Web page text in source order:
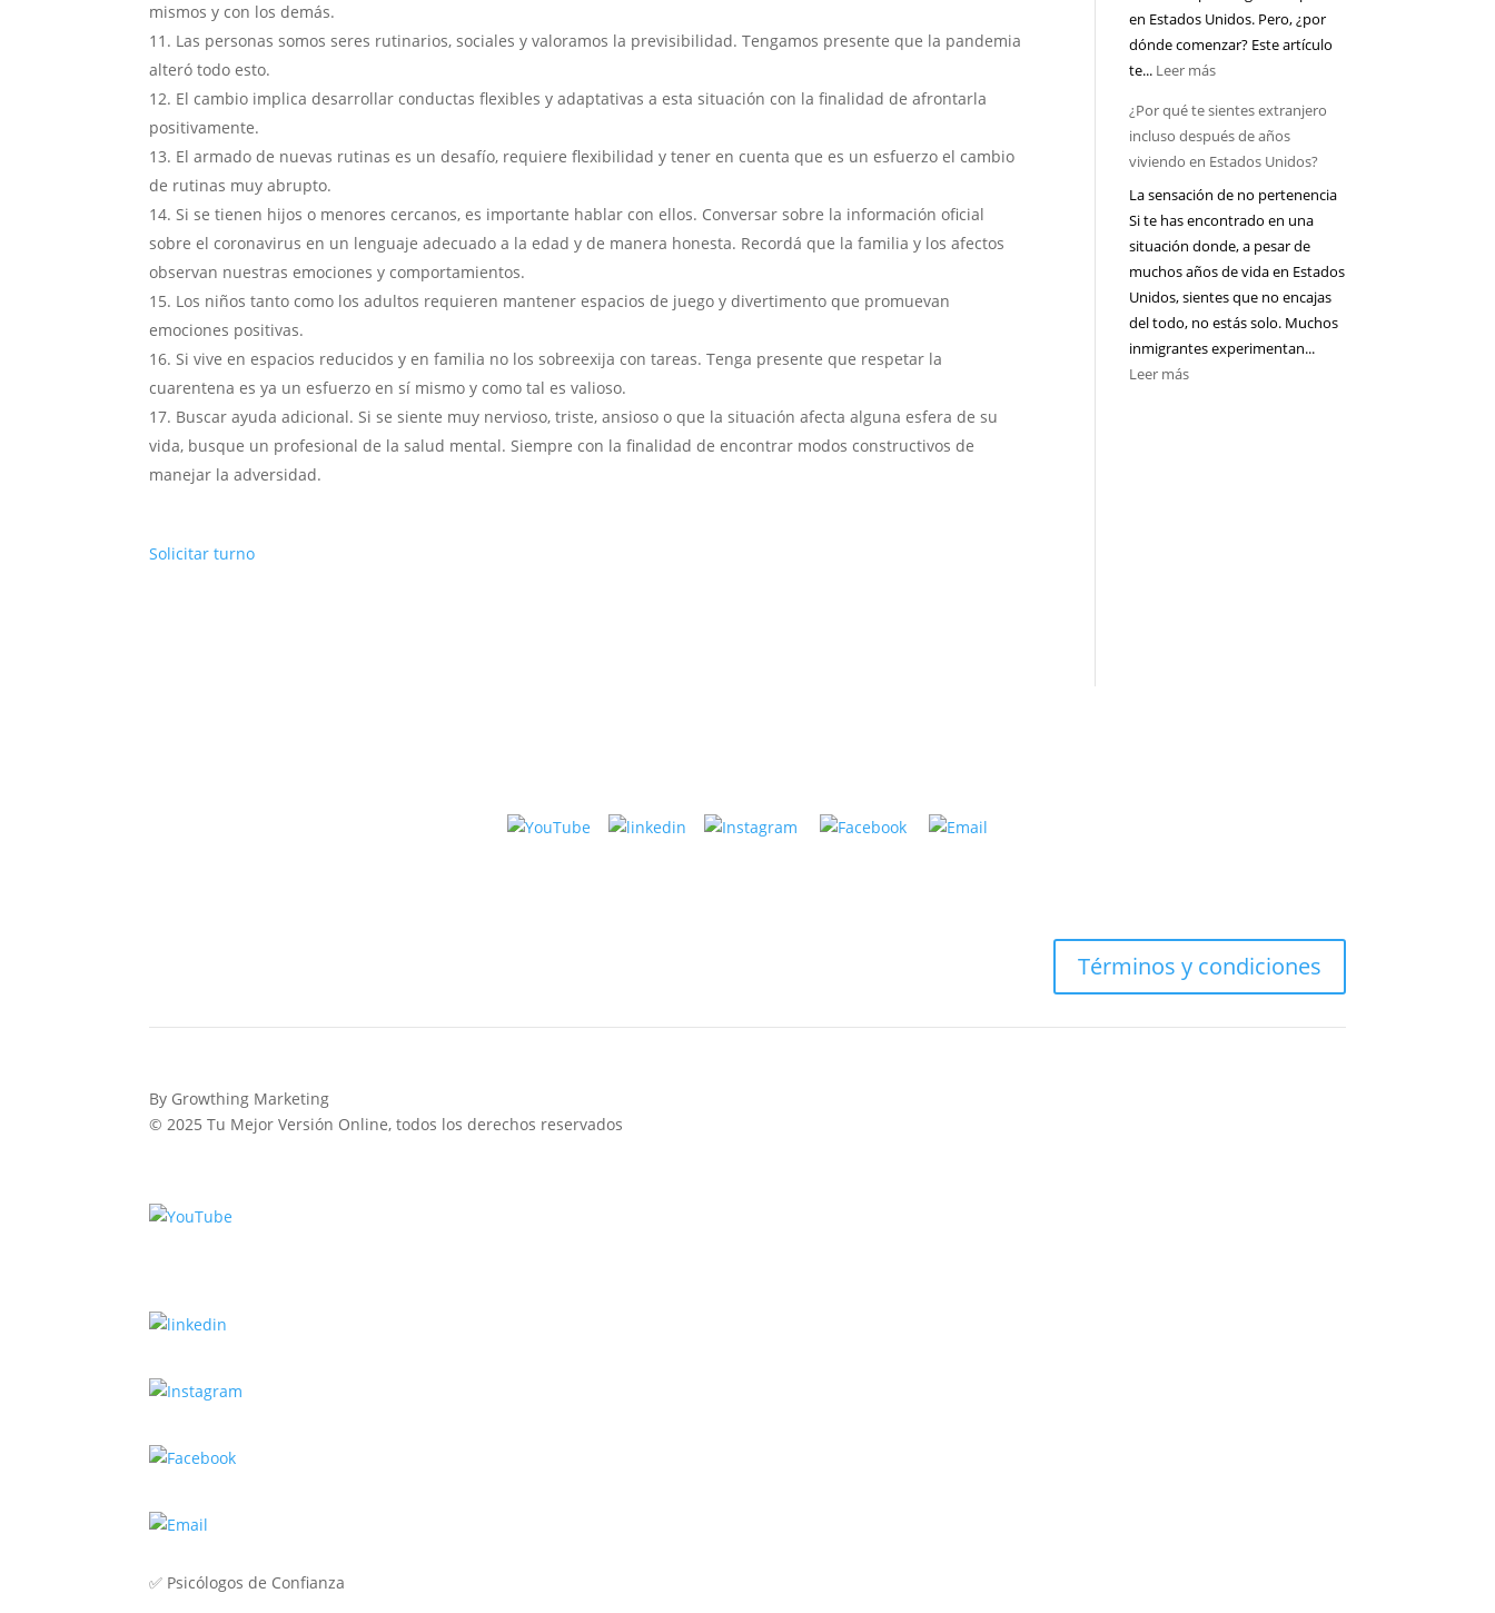
mismos y con los demás.
Las personas somos seres rutinarios, sociales y valoramos la previsibilidad. Tengamos presente que la pandemia
alteró todo esto.
El cambio implica desarrollar conductas flexibles y adaptativas a esta situación con la finalidad de afrontarla
positivamente.
El armado de nuevas rutinas es un desafío, requiere flexibilidad y tener en cuenta que es un esfuerzo el cambio
de rutinas muy abrupto.
Si se tienen hijos o menores cercanos, es importante hablar con ellos. Conversar sobre la información oficial
sobre el coronavirus en un lenguaje adecuado a la edad y de manera honesta. Recordá que la familia y los afectos
observan nuestras emociones y comportamientos.
Los niños tanto como los adultos requieren mantener espacios de juego y divertimento que promuevan
emociones positivas.
Si vive en espacios reducidos y en familia no los sobreexija con tareas. Tenga presente que respetar la
cuarentena es ya un esfuerzo en sí mismo y como tal es valioso.
Buscar ayuda adicional. Si se siente muy nervioso, triste, ansioso o que la situación afecta alguna esfera de su
vida, busque un profesional de la salud mental. Siempre con la finalidad de encontrar modos constructivos de
manejar la adversidad.
Solicitar turno
de
su
en Estados Unidos. Pero, ¿por
dónde comenzar? Este artículo
te... Leer más:
en
español
en
Estados
Unidos:
cómo
elegir
uno
si
tu
¿Por qué te sientes extranjero
incluso después de años
viviendo en Estados Unidos?
La sensación de no pertenencia
Si te has encontrado en una
situación donde, a pesar de
muchos años de vida en Estados
Unidos, sientes que no encajas
del todo, no estás solo. Muchos
inmigrantes experimentan...
Leer más:
Términos y condiciones
By Growthing Marketing
© 2025 Tu Mejor Versión Online, todos los derechos reservados
✅ Psicólogos de Confianza